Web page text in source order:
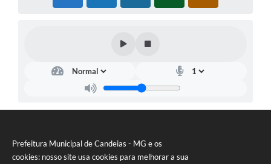
Prefeitura Municipal de Candeias - MG e os
cookies: nosso site usa cookies para melhorar a sua